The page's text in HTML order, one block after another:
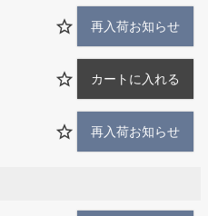
再入荷お知らせ
カートに入れる
再入荷お知らせ